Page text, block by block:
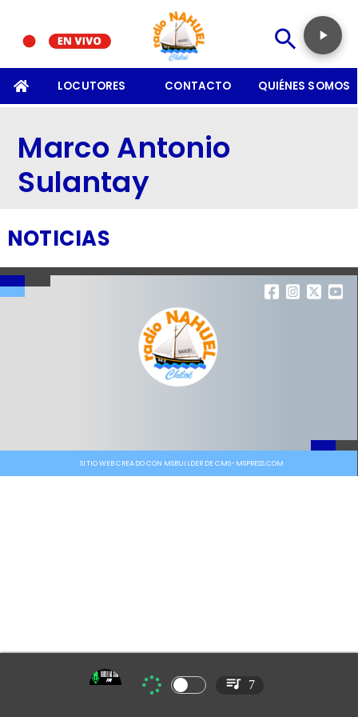
LOCUTORES CONTACTO QUIÉNES SOMOS
Marco Antonio
Sulantay
NOTICIAS
SITIO WEB CREADO CON MSBUILDER DE CMS-MSPRESS.COM
7